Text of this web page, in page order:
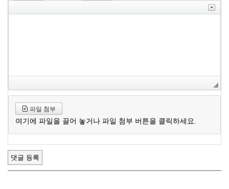
파일 첨부
여기에 파일을 끌어 놓거나 파일 첨부 버튼을 클릭하세요.